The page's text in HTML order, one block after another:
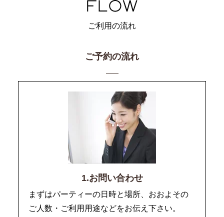
ご利用の流れ
ご予約の流れ
1.お問い合わせ
まずはパーティーの日時と場所、おおよその
ご人数・ご利用用途などをお伝え下さい。